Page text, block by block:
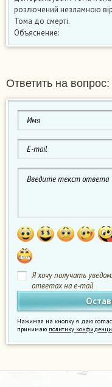
розлючений незламною
Тома до смерті.
Объяснение:
Ответить на вопрос:
Я хочу получать
ответах на e-mail
Нажимая на кнопку я даю
принимаю политику